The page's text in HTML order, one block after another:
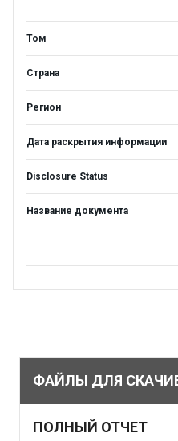
Том
Страна
Регион
Дата раскрытия информации
Disclosure Status
Название документа
ФАЙЛЫ ДЛЯ
ПОЛНЫЙ ОТЧЕТ